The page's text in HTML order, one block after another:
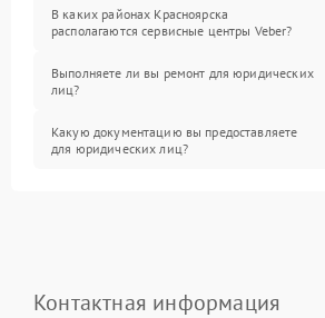
В каких районах Красноярска
располагаются сервисные центры Veber?
Выполняете ли вы ремонт для юридических
лиц?
Какую документацию вы предоставляете
для юридических лиц?
Контактная информация